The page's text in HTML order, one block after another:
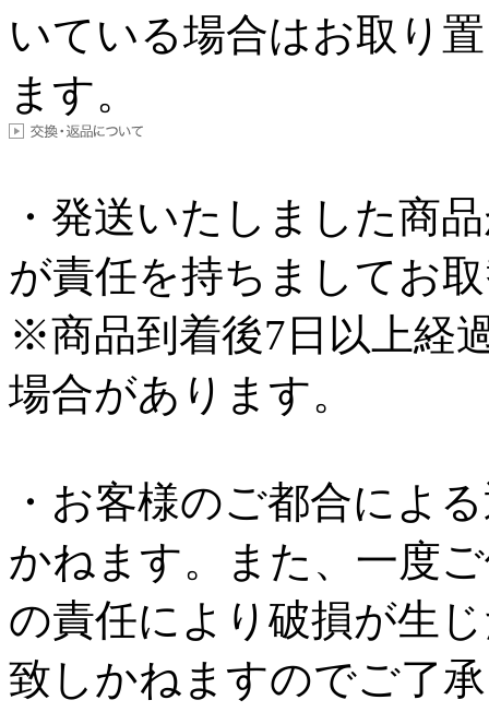
いている場合はお取り
ます。
・発送いたしました商
が責任を持ちましてお
※商品到着後7日以上経
場合があります。
・お客様のご都合によ
かねます。また、一度
の責任により破損が生
致しかねますのでご了